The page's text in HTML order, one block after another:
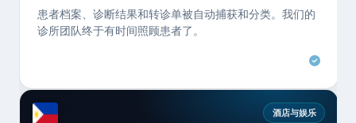
患者档案、诊断结果和转诊单被自动捕获和分类。我们的
诊所团队终于有时间照顾患者了。
酒店与娱乐